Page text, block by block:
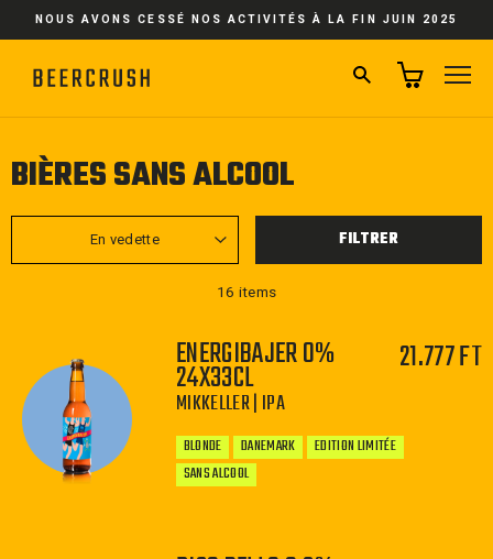
PasserNOUS AVONS CESSÉ NOS ACTIVITÉS À LA FIN JUIN 2025
RECHERCHER
BIÈRES SANS ALCOOL
FILTRER
16 items
ENERGIBAJER 0%
24X33CL
MIKKELLER | IPA
21.777 FT
BLONDE DANEMARK
EDITION LIMITÉE
SANS ALCOOL